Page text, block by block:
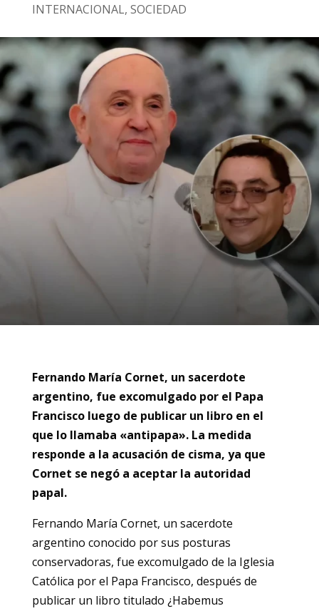
INTERNACIONAL, SOCIEDAD
Fernando María Cornet, un sacerdote
argentino, fue excomulgado por el Papa
Francisco luego de publicar un libro en el
que lo llamaba «antipapa». La medida
responde a la acusación de cisma, ya que
Cornet se negó a aceptar la autoridad
papal.
Fernando María Cornet, un sacerdote
argentino conocido por sus posturas
conservadoras, fue excomulgado de la Iglesia
Católica por el Papa Francisco, después de
publicar un libro titulado ¿Habemus